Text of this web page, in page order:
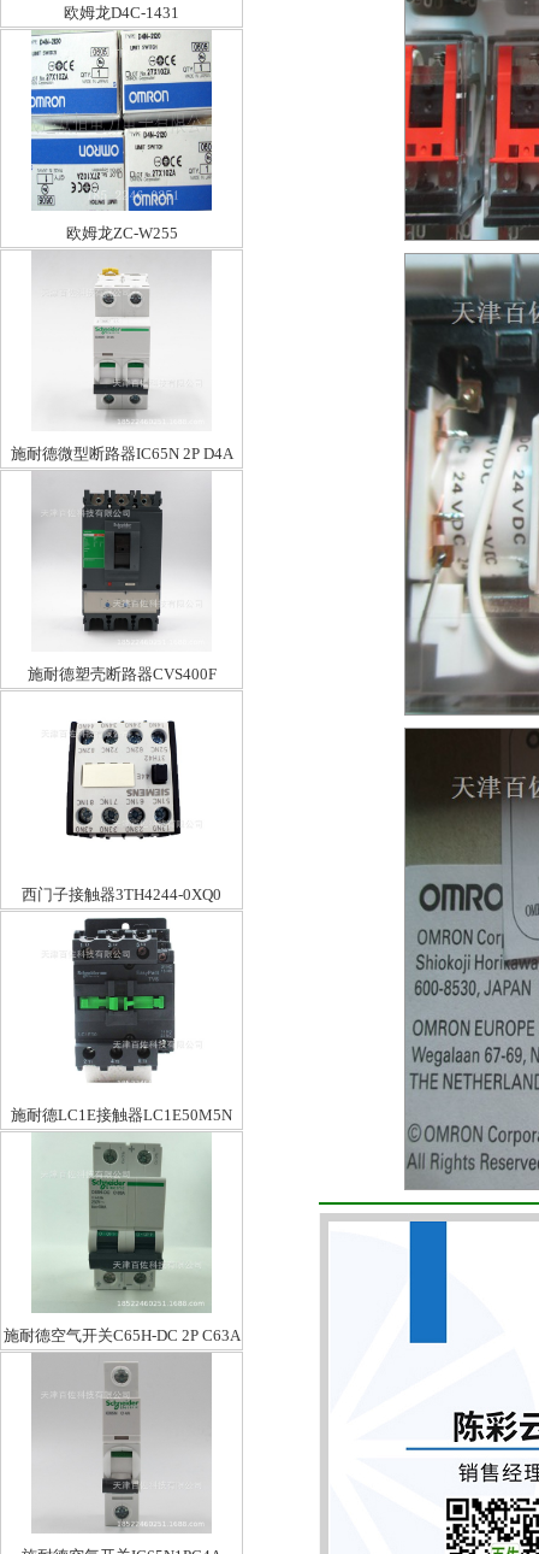
欧姆龙D4C-1431
欧姆龙ZC-W255
施耐德微型断路器IC65N 2P D4A
施耐德塑壳断路器CVS400F
TM400D 3P3D
西门子接触器3TH4244-0XQ0
施耐德LC1E接触器LC1E50M5N
施耐德空气开关C65H-DC 2P C63A